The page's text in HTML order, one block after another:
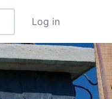
Log in